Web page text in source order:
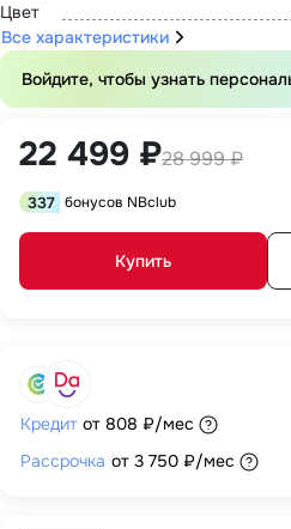
Цвет
Все характеристики
Войдите, чтобы узнать
22 499 ₽28 999 ₽
337 бонусов NBclub
Купить
Кредит от 808 ₽/мес
Рассрочка от 3 750 ₽/мес